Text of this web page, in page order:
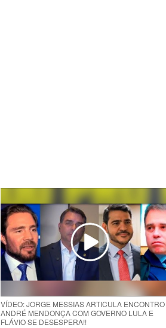
VÍDEO: JORGE MESSIAS ARTICULA
ANDRÉ MENDONÇA COM GOVERNO LULA E
FLÁVIO SE DESESPERA!!